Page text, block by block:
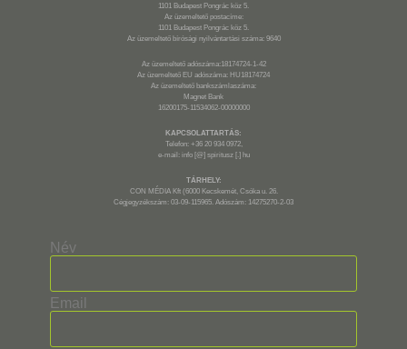
1101 Budapest Pongrác köz 5.
Az üzemeltető postacíme:
1101 Budapest Pongrác köz 5.
Az üzemeltető bírósági nyilvántartási száma: 9640
Az üzemeltető adószáma:18174724-1-42
Az üzemeltető EU adószáma: HU18174724
Az üzemeltető bankszámlaszáma:
Magnet Bank
16200175-11534062-00000000
KAPCSOLATTARTÁS:
Telefon: +36 20 934 0972,
e-mail: info [@] spiritusz [.] hu
TÁRHELY:
CON MÉDIA Kft (6000 Kecskemét, Csóka u. 26.
Cégjegyzékszám: 03-09-115965. Adószám: 14275270-2-03
Név
Email